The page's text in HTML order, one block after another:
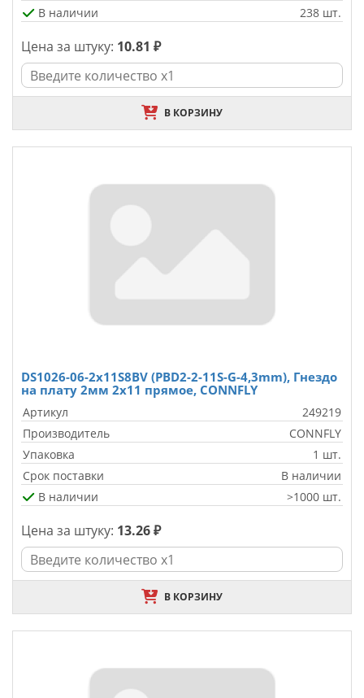
В наличии
238 шт.
Цена за штуку: 10.81 ₽
В КОРЗИНУ
DS1026-06-2x11S8BV (PBD2-2-11S-G-4,3mm), Гнездо
на плату 2мм 2х11 прямое, CONNFLY
Артикул
249219
Производитель
CONNFLY
Упаковка
1 шт.
Срок поставки
В наличии
В наличии
>1000 шт.
Цена за штуку: 13.26 ₽
В КОРЗИНУ